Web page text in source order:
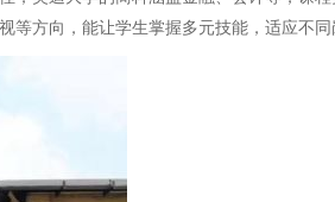
方向，能让学生掌握多元技能，适应不同